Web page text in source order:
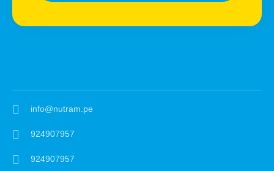
info@nutram.pe
924907957
924907957